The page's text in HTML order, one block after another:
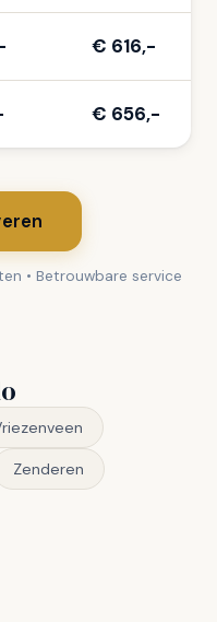
€ 616,-
€ 656,-
• Betrouwbare service
Zenderen